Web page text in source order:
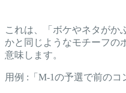
これは、「ボケやネタがか
かと同じようなモチーフの
意味します。
用例 :「M-1の予選で前のコ